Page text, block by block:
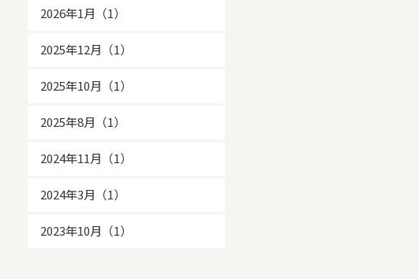
2026年1月（1）
2025年12月（1）
2025年10月（1）
2025年8月（1）
2024年11月（1）
2024年3月（1）
2023年10月（1）